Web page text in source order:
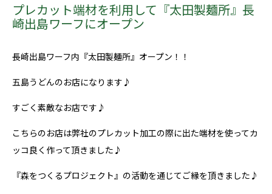
プレカット端材を利用して『太田製麺所』長
崎出島ワーフにオープン
長崎出島ワーフ内『太田製麺所』オープン！！
五島うどんのお店になります♪
すごく素敵なお店です♪
こちらのお店は弊社のプレカット加工の際に出た端材を使ってカ
ッコ良く作って頂きました♪
『森をつくるプロジェクト』の活動を通じてご縁を頂きました♪